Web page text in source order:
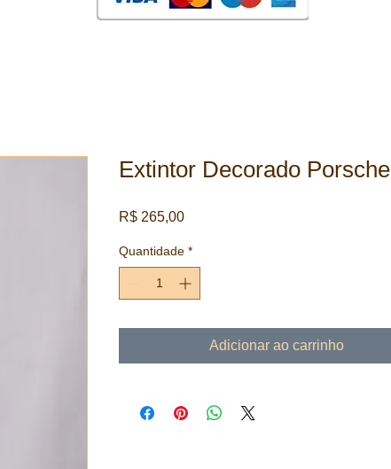
Extintor Decorado Porsche
R$ 265,00Preço
Quantidade *
Adicionar ao carrinho